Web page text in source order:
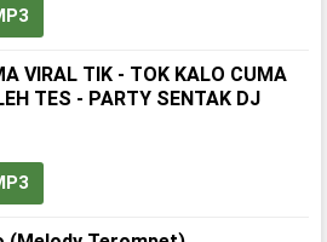
VIRAL TIK - TOK KALO CUMA
TES - PARTY SENTAK DJ